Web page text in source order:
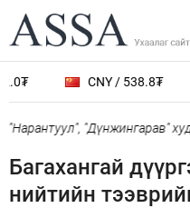
CNY / 538.8₮
"Дүнжингарав"
Багахангай
нийтийн